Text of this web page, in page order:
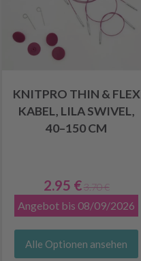
KNITPRO THIN & FLEX
KABEL, LILA SWIVEL,
40–150 CM
2.95 € 3.70 €
Angebot bis 08/09/2026
Alle Optionen ansehen